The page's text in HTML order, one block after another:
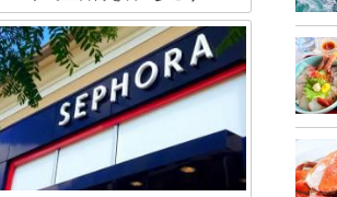
タイ・バンコク旅行の醍醐味といえばや
っぱり屋台での食事！現地の人たちの熱
気に包まれながらオープンエアで気持ち
よくローカルフードを味わえるのは屋台
街ならではの極上の楽しみ。まだ食べた
ことのない人もタイ独特の甘酸っぱい辛
さや南国フルーツなどローカルスイーツ
にきっとハマるはず！